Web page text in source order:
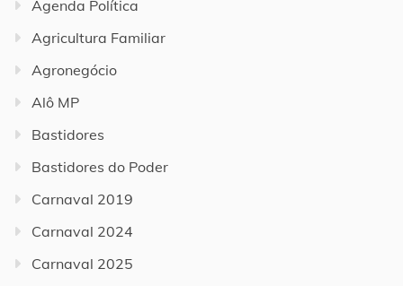
Agenda Política
Agricultura Familiar
Agronegócio
Alô MP
Bastidores
Bastidores do Poder
Carnaval 2019
Carnaval 2024
Carnaval 2025